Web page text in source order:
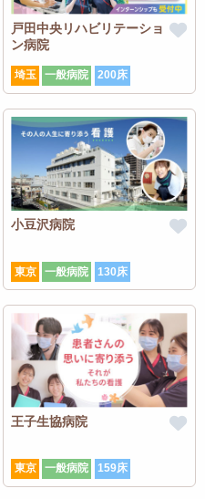
戸田中央リハビリテーショ
ン病院
埼玉 一般病院 200床
小豆沢病院
東京 一般病院 130床
王子生協病院
東京 一般病院 159床